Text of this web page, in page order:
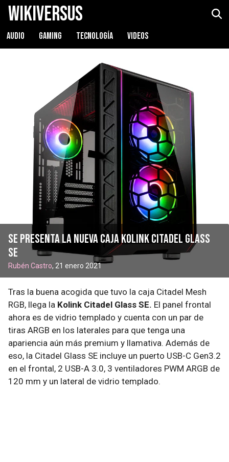
WikiVersus
AUDIO GAMING TECNOLOGÍA VIDEOS
Se presenta la nueva caja Kolink Citadel Glass
SE
Rubén Castro, 21 enero 2021
Tras la buena acogida que tuvo la caja Citadel Mesh
RGB, llega la Kolink Citadel Glass SE. El panel frontal
ahora es de vidrio templado y cuenta con un par de
tiras ARGB en los laterales para que tenga una
apariencia aún más premium y llamativa. Además de
eso, la Citadel Glass SE incluye un puerto USB-C Gen3.2
en el frontal, 2 USB-A 3.0, 3 ventiladores PWM ARGB de
120 mm y un lateral de vidrio templado.